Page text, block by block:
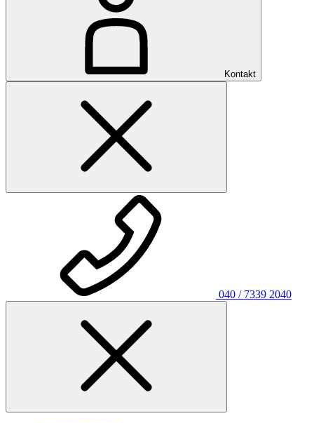
Kontakt
040 / 7339 2040